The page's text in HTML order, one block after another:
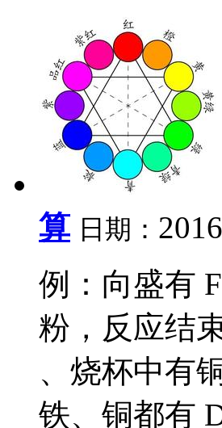
算 日期：
例：向盛有
粉，反应结
、烧杯中有
铁、铜都有